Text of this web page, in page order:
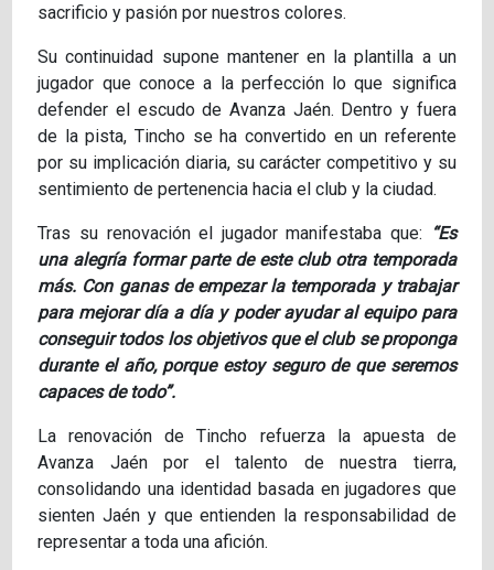
sacrificio y pasión por nuestros colores.
Su continuidad supone mantener en la plantilla a un
jugador que conoce a la perfección lo que significa
defender el escudo de Avanza Jaén. Dentro y fuera
de la pista, Tincho se ha convertido en un referente
por su implicación diaria, su carácter competitivo y su
sentimiento de pertenencia hacia el club y la ciudad.
Tras su renovación el jugador manifestaba que: “Es
una alegría formar parte de este club otra temporada
más. Con ganas de empezar la temporada y trabajar
para mejorar día a día y poder ayudar al equipo para
conseguir todos los objetivos que el club se proponga
durante el año, porque estoy seguro de que seremos
capaces de todo”.
La renovación de Tincho refuerza la apuesta de
Avanza Jaén por el talento de nuestra tierra,
consolidando una identidad basada en jugadores que
sienten Jaén y que entienden la responsabilidad de
representar a toda una afición.